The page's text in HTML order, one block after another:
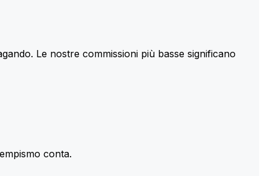
Le nostre commissioni più basse significano
conta.